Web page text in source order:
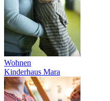
Wohnen
Kinderhaus Mara